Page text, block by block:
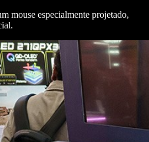
mouse especialmente projetado,